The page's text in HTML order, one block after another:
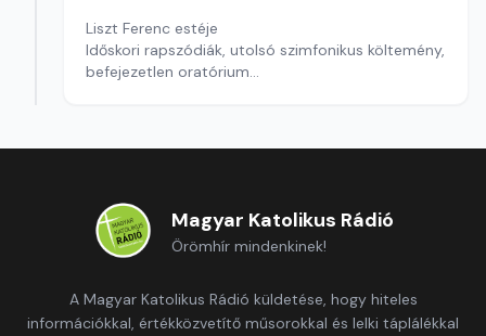
Liszt Ferenc estéje
Időskori rapszódiák, utolsó szimfonikus költemény,
befejezetlen oratórium
Magyar Katolikus Rádió
Örömhír mindenkinek!
A Magyar Katolikus Rádió küldetése, hogy hiteles
információkkal, értékközvetítő műsorokkal és lelki táplálékkal